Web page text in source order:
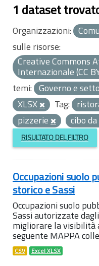
1 dataset
Organizzazioni:
sulle risorse:
Creative Commons
Internazionale (CC
temi: Governo e
XLSX
Tag:
pizzerie
cibo
RISULTATO DEL FILTRO
Occupazioni suolo
storico e Sassi
Occupazioni suolo
Sassi autorizzate
migliorare la
seguente MAPPA
CSV Excel XLSX